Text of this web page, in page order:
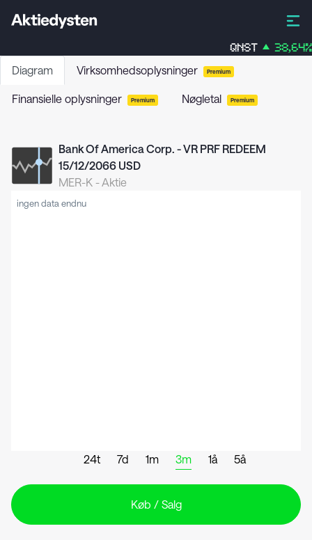
QNST 38,64%
Diagram Virksomhedsoplysninger Premium
Finansielle oplysninger Premium Nøgletal Premium
Bank Of America Corp. - VR PRF REDEEM
15/12/2066 USD
MER-K -Aktie
ingen data endnu
24t 7d 1m 3m 1å 5å
Køb / Salg